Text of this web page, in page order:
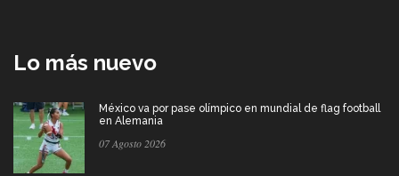
Lo más nuevo
México va por pase olímpico en mundial de flag football
en Alemania
07 Agosto 2026